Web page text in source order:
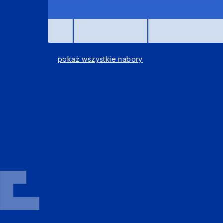
pokaż wszystkie nabory